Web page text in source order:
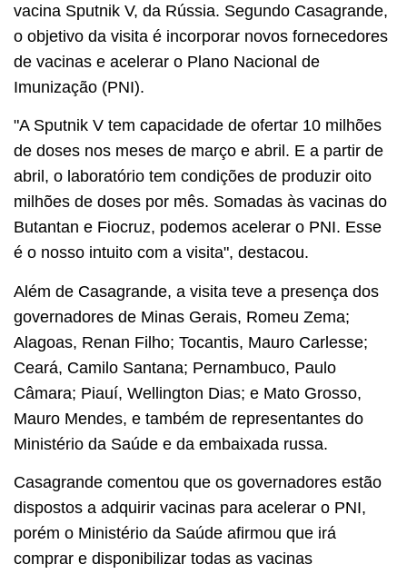
vacina Sputnik V, da Rússia. Segundo Casagrande,
o objetivo da visita é incorporar novos fornecedores
de vacinas e acelerar o Plano Nacional de
Imunização (PNI).
"A Sputnik V tem capacidade de ofertar 10 milhões
de doses nos meses de março e abril. E a partir de
abril, o laboratório tem condições de produzir oito
milhões de doses por mês. Somadas às vacinas do
Butantan e Fiocruz, podemos acelerar o PNI. Esse
é o nosso intuito com a visita", destacou.
Além de Casagrande, a visita teve a presença dos
governadores de Minas Gerais, Romeu Zema;
Alagoas, Renan Filho; Tocantis, Mauro Carlesse;
Ceará, Camilo Santana; Pernambuco, Paulo
Câmara; Piauí, Wellington Dias; e Mato Grosso,
Mauro Mendes, e também de representantes do
Ministério da Saúde e da embaixada russa.
Casagrande comentou que os governadores estão
dispostos a adquirir vacinas para acelerar o PNI,
porém o Ministério da Saúde afirmou que irá
comprar e disponibilizar todas as vacinas